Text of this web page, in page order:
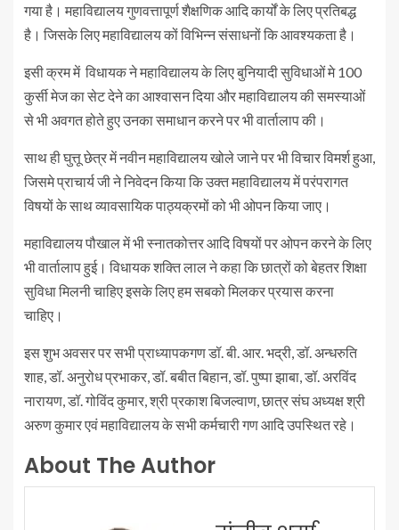
गया है। महाविद्यालय गुणवत्तापूर्ण शैक्षणिक आदि कार्यों के लिए प्रतिबद्ध
है। जिसके लिए महाविद्यालय कों विभिन्न संसाधनों कि आवश्यकता है।
इसी क्रम में विधायक ने महाविद्यालय के लिए बुनियादी सुविधाओं मे 100
कुर्सी मेज का सेट देने का आश्वासन दिया और महाविद्यालय की समस्याओं
से भी अवगत होते हुए उनका समाधान करने पर भी वार्तालाप की।
साथ ही घुत्तू छेत्र में नवीन महाविद्यालय खोले जाने पर भी विचार विमर्श हुआ,
जिसमे प्राचार्य जी ने निवेदन किया कि उक्त महाविद्यालय में परंपरागत
विषयों के साथ व्यावसायिक पाठ्यक्रमों को भी ओपन किया जाए।
महाविद्यालय पौखाल में भी स्नातकोत्तर आदि विषयों पर ओपन करने के लिए
भी वार्तालाप हुई। विधायक शक्ति लाल ने कहा कि छात्रों को बेहतर शिक्षा
सुविधा मिलनी चाहिए इसके लिए हम सबको मिलकर प्रयास करना
चाहिए।
इस शुभ अवसर पर सभी प्राध्यापकगण डॉ. बी. आर. भद्री, डॉ. अन्धरुति
शाह, डॉ. अनुरोध प्रभाकर, डॉ. बबीत बिहान, डॉ. पुष्पा झाबा, डॉ. अरविंद
नारायण, डॉ. गोविंद कुमार, श्री प्रकाश बिजल्वाण, छात्र संघ अध्यक्ष श्री
अरुण कुमार एवं महाविद्यालय के सभी कर्मचारी गण आदि उपस्थित रहे।
About The Author